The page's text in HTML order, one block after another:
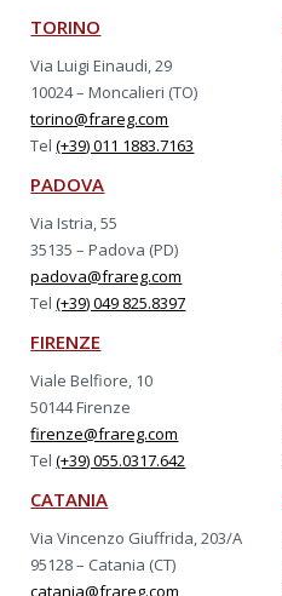
TORINO
Via Luigi Einaudi, 29
10024 – Moncalieri (TO)
torino@frareg.com
Tel(+39) 011 1883.7163
PADOVA
Via Istria, 55
35135 – Padova (PD)
padova@frareg.com
Tel(+39) 049 825.8397
FIRENZE
Viale Belfiore, 10
50144 Firenze
firenze@frareg.com
Tel(+39) 055.0317.642
CATANIA
Via Vincenzo Giuffrida, 203/A
95128 – Catania (CT)
catania@frareg.com